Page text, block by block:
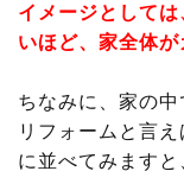
イメージとして
いほど、家全体が
ちなみに、家の
リフォームと言
に並べてみますと